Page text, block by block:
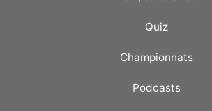
Quiz
Championnats
Podcasts